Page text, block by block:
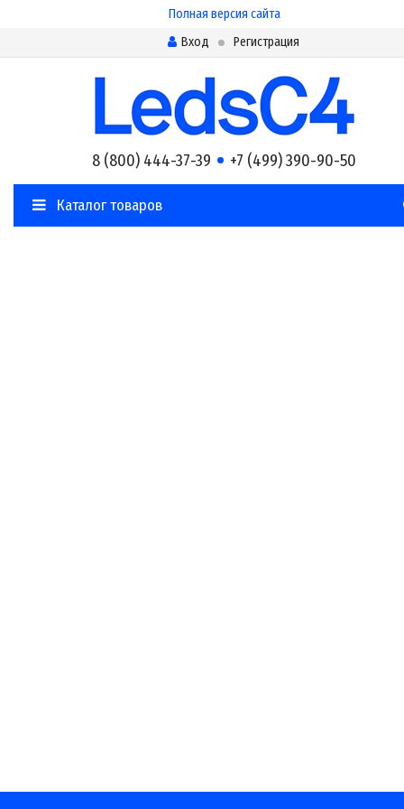
Полная версия сайта
Вход
Регистрация
8 (800) 444-37-39 +7 (499) 390-90-50
Каталог товаров